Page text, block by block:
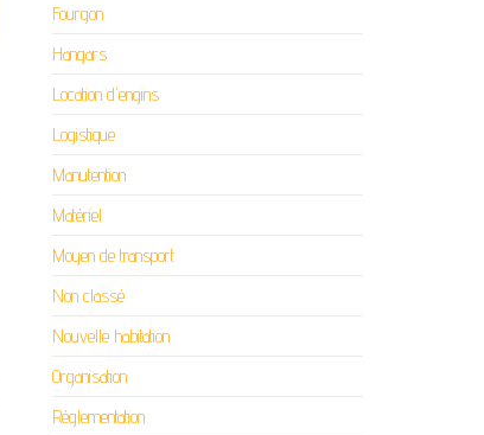
Fourgon
Hangars
Location d'engins
Logistique
Manutention
Matériel
Moyen de transport
Non classé
Nouvelle habitation
Organisation
Réglementation